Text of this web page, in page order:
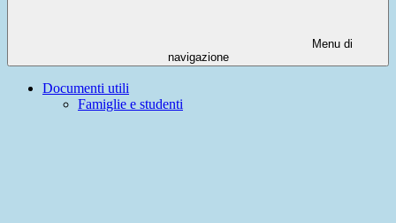
Menu di
navigazione
Documenti utili
Famiglie e studenti